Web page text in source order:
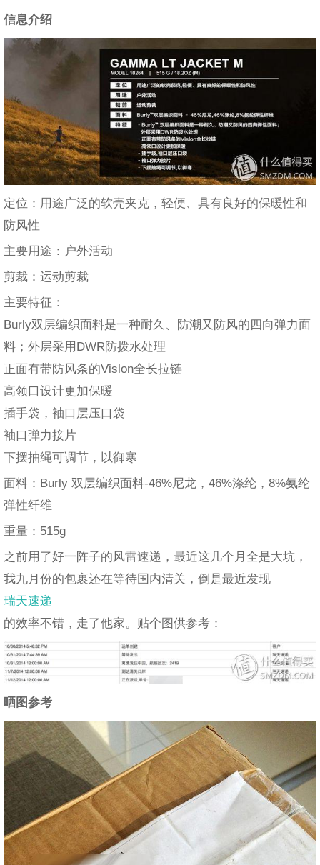
信息介绍
定位：用途广泛的软壳夹克，轻便、具有良好的保暖性和
防风性
主要用途：户外活动
剪裁：运动剪裁
主要特征：
Burly双层编织面料是一种耐久、防潮又防风的四向弹力面
料；外层采用DWR防拨水处理
正面有带防风条的Vislon全长拉链
高领口设计更加保暖
插手袋，袖口层压口袋
袖口弹力接片
下摆抽绳可调节，以御寒
面料：Burly 双层编织面料-46%尼龙，46%涤纶，8%氨纶
弹性纤维
重量：515g
之前用了好一阵子的风雷速递，最近这几个月全是大坑，
我九月份的包裹还在等待国内清关，倒是最近发现
瑞天速递
的效率不错，走了他家。贴个图供参考：
晒图参考